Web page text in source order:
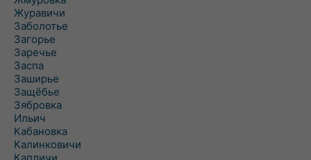
Журавичи
Заболотье
Загорье
Заречье
Заспа
Заширье
Защёбье
Зябровка
Ильич
Кабановка
Калинковичи